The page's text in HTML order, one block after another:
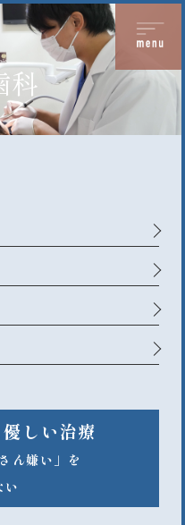
科
しい治療
ん嫌い」を
い